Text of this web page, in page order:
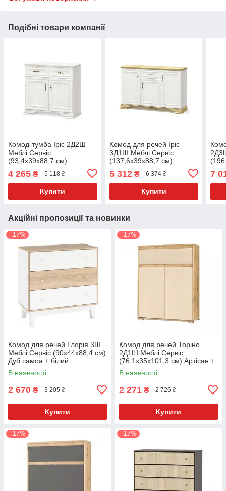
Подібні товари компанії
Комод-тумба Іріс 2Д2Ш
Меблі Сервіс
(93,4х39х88,7 см)
4 265 ₴ 5 118 ₴
Купити
Комод для речей Іріс
3Д1Ш Меблі Сервіс
(137,6х39х88,7 см)
Андерсон + дуб золотий
5 312₴ 6 374 ₴
Купити
7
Акційні пропозиції та новинки
–17%
Комод для речей Глорія 3Ш
Меблі Сервіс (90х44х88,4 см)
Дуб самоа + білий
В наявності
2 670 ₴ 3 205 ₴
Купити
–17%
Комод для речей Торіно
2Д1Ш Меблі Сервіс
(76,1х35х101,3 см) Артісан +
шампань
В наявності
2 271 ₴ 2 726 ₴
Купити
–17% –17%